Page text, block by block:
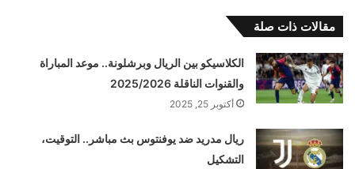
مقالات ذات صلة
الكلاسيكو بين الريال وبرشلونة.. موعد المباراة
والقنوات الناقلة 2025/2026
أكتوبر 25, 2025
ريال مدريد ضد يوفنتوس بث مباشر.. التوقيت،
التشكيل